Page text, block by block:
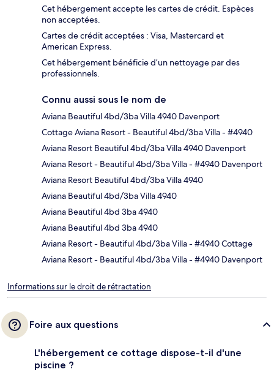
Cet hébergement accepte les cartes de crédit. Espèces
non acceptées.
Cartes de crédit acceptées : Visa, Mastercard et
American Express.
Cet hébergement bénéficie d’un nettoyage par des
professionnels.
Connu aussi sous le nom de
Aviana Beautiful 4bd/3ba Villa 4940 Davenport
Cottage Aviana Resort - Beautiful 4bd/3ba Villa - #4940
Aviana Resort Beautiful 4bd/3ba Villa 4940 Davenport
Aviana Resort - Beautiful 4bd/3ba Villa - #4940 Davenport
Aviana Resort Beautiful 4bd/3ba Villa 4940
Aviana Beautiful 4bd/3ba Villa 4940
Aviana Beautiful 4bd 3ba 4940
Aviana Beautiful 4bd 3ba 4940
Aviana Resort - Beautiful 4bd/3ba Villa - #4940 Cottage
Aviana Resort - Beautiful 4bd/3ba Villa - #4940 Davenport
Informations sur le droit de rétractation
Foire aux questions
L'hébergement ce cottage dispose-t-il d'une
piscine ?